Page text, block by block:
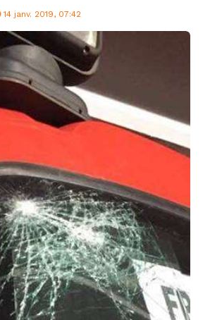
14 janv. 2019, 07:42